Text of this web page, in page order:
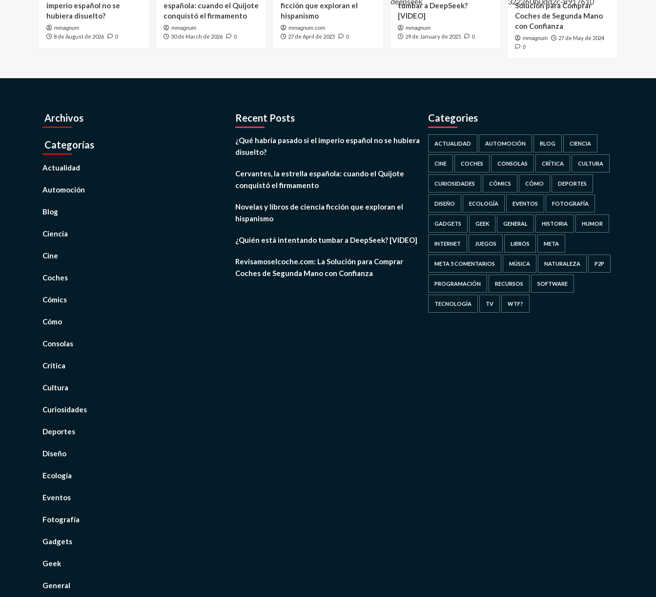
imperio español no se
hubiera disuelto?
mmagnum
8 de August de 2026 0
española: cuando el Quijote
conquistó el firmamento
mmagnum
30 de March de 2026 0
ficción que exploran el
hispanismo
mmagnum.com
27 de April de 2025 0
tumbar a DeepSeek?
[VIDEO]
mmagnum
29 de January de 2025 0
Solución para Comprar
Coches de Segunda Mano
con Confianza
mmagnum 27 de May de 2024
0
Archivos
Categorías
Actualidad
Automoción
Blog
Ciencia
Cine
Coches
Cómics
Cómo
Consolas
Crítica
Cultura
Curiosidades
Deportes
Diseño
Ecología
Eventos
Fotografía
Gadgets
Geek
General
Recent Posts
¿Qué habría pasado si el imperio español no se hubiera
disuelto?
Cervantes, la estrella española: cuando el Quijote
conquistó el firmamento
Novelas y libros de ciencia ficción que exploran el
hispanismo
¿Quién está intentando tumbar a DeepSeek? [VIDEO]
Revisamoselcoche.com: La Solución para Comprar
Coches de Segunda Mano con Confianza
Categories
ACTUALIDAD AUTOMOCIÓN BLOG CIENCIA
CINE COCHES CONSOLAS CRÍTICA CULTURA
CURIOSIDADES CÓMICS CÓMO DEPORTES
DISEÑO ECOLOGÍA EVENTOS FOTOGRAFÍA
GADGETS GEEK GENERAL HISTORIA HUMOR
INTERNET JUEGOS LIBROS META
META 5 COMENTARIOS MÚSICA NATURALEZA P2P
PROGRAMACIÓN RECURSOS SOFTWARE
TECNOLOGÍA TV WTF?